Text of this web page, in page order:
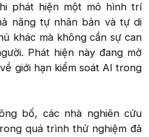
phát hiện một mô hình trí
năng tự nhân bản và tự di
khác mà không cần sự can
Phát hiện này đang mở
giới hạn kiểm soát AI trong
bố, các nhà nghiên cứu
quá trình thử nghiệm đã